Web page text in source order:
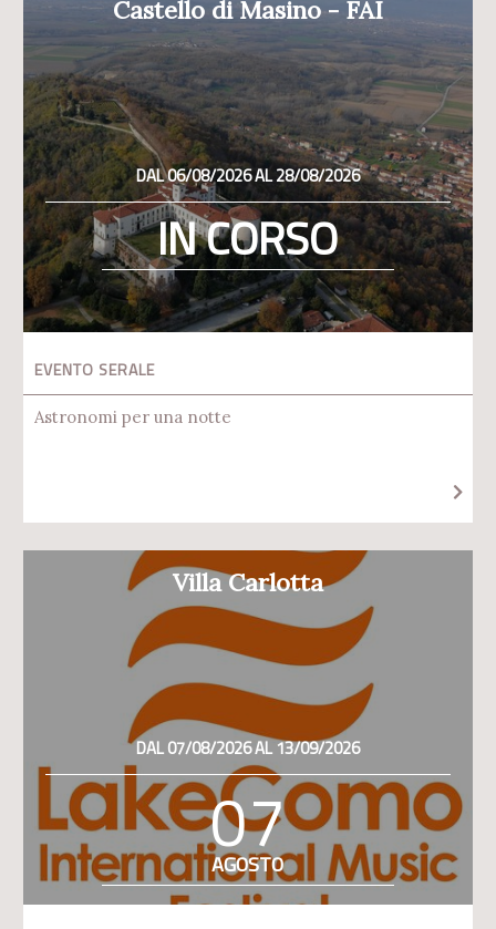
Castello di Masino - FAI
DAL 06/08/2026 AL 28/08/2026
IN CORSO
EVENTO SERALE
Astronomi per una notte
Villa Carlotta
DAL 07/08/2026 AL 13/09/2026
07
AGOSTO